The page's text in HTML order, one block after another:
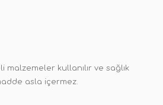
kullanılır ve sağlık
asla içermez.